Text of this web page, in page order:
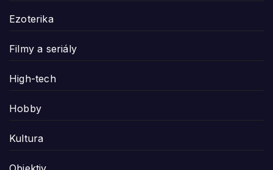
Ezoterika
Filmy a seriály
High-tech
Hobby
Kultura